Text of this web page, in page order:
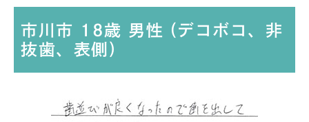
市川市 18歳 男性 (デコボコ、非
抜歯、表側)